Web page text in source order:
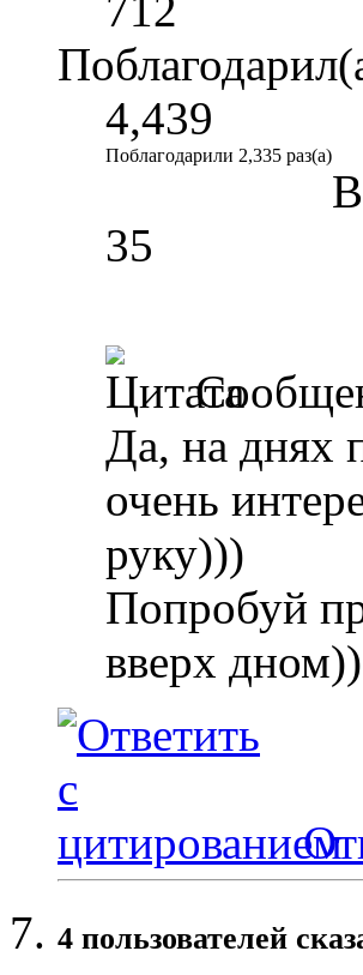
712
4,439
Поблагодарили 2,335 раз(а)
35
Да, на днях
очень
руку)))
Попробуй
вверх дном))
4 пользователей